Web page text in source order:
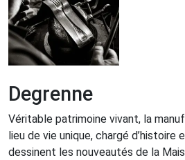
Degrenne
Véritable patrimoine vivant, la
lieu de vie unique, chargé d’histoire
dessinent les nouveautés de la